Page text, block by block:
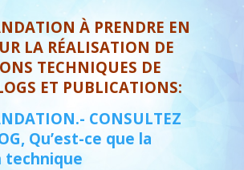
À PRENDRE EN
LA RÉALISATION DE
TECHNIQUES DE
ET PUBLICATIONS:
CONSULTEZ
Qu’est-ce que la